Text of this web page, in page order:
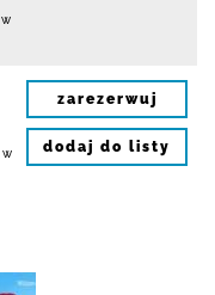
w
w
zarezerwuj
dodaj do listy